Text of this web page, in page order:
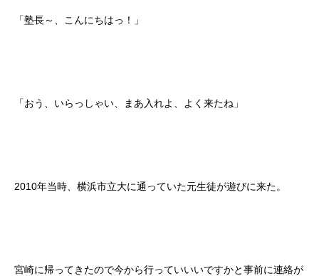
「塾長～、こんにちはっ！」
「おう、いらっしゃい、まあ入れよ、よく来たね」
2010年当時、横浜市立大に通っていた元生徒が遊びに来た。
宮崎に帰ってきたので今から行っていいいですかと事前に連絡が